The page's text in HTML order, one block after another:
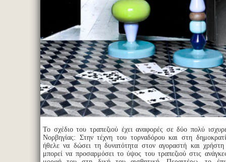
Το σχέδιο του τραπεζιού έχει αναφορές σε δύο πολύ
Νορβηγίας: Στην τέχνη του τορναδόρου και στη
ήθελε να δώσει τη δυνατότητα στον αγοραστή και χρήστη
μπορεί να προσαρμόσει το ύψος του τραπεζιού στις